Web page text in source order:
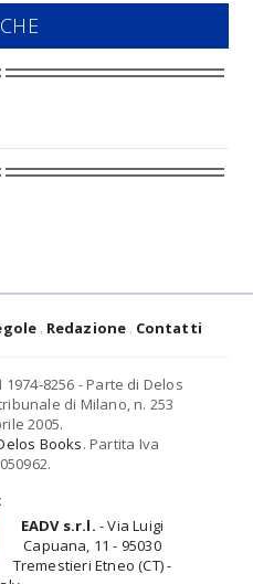
Redazione Contatti
1974-8256 - Parte di Delos
di Milano, n. 253
2005.
Books. Partita Iva
EADV s.r.l. - Via Luigi
Capuana, 11 - 95030
Tremestieri Etneo (CT) -